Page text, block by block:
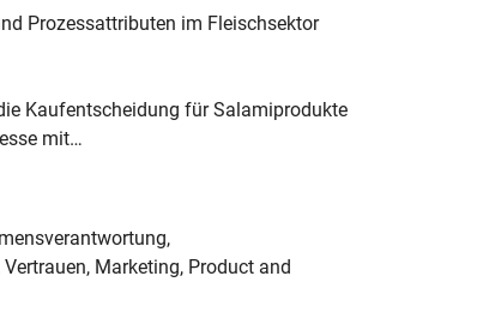
Prozessattributen im Fleischsektor
Kaufentscheidung für Salamiprodukte
mit…
Marketing, Product and